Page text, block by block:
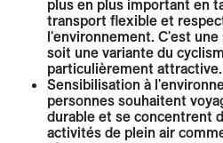
plus en plus important en
transport flexible et
l'environnement. C'est une
soit une variante du
particulièrement attractive.
Sensibilisation à
personnes souhaitent
durable et se concentrent
activités de plein air